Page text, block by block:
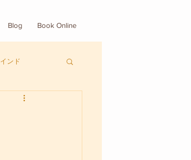
Blog Book Online
インド